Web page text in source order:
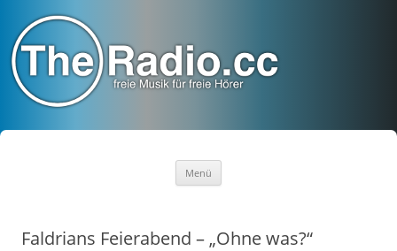
Menü
Faldrians Feierabend – „Ohne was?“